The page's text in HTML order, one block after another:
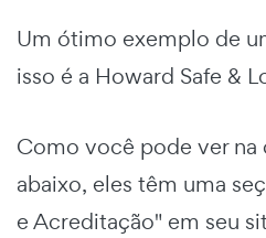
Um ótimo exemplo de
isso é a Howard Safe &
Como você pode ver na
abaixo, eles têm uma
e Acreditação" em seu